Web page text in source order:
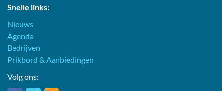
Snelle links:
Nieuws
Agenda
Bedrijven
Prikbord & Aanbiedingen
Volg ons: